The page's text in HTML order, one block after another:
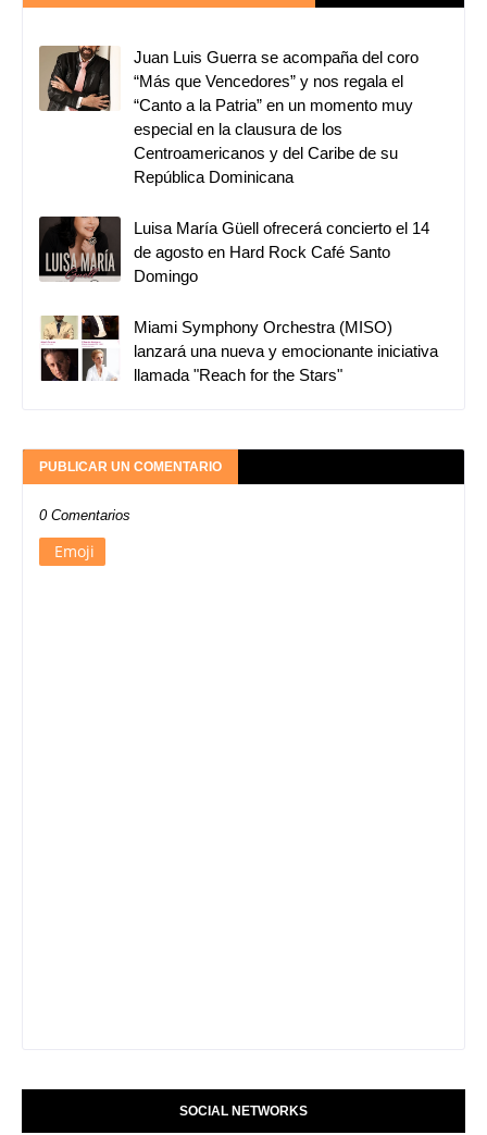
Juan Luis Guerra se acompaña del coro
“Más que Vencedores” y nos regala el
“Canto a la Patria” en un momento muy
especial en la clausura de los
Centroamericanos y del Caribe de su
República Dominicana
Luisa María Güell ofrecerá concierto el 14
de agosto en Hard Rock Café Santo
Domingo
Miami Symphony Orchestra (MISO)
lanzará una nueva y emocionante iniciativa
llamada "Reach for the Stars"
PUBLICAR UN COMENTARIO
0 Comentarios
Emoji
SOCIAL NETWORKS